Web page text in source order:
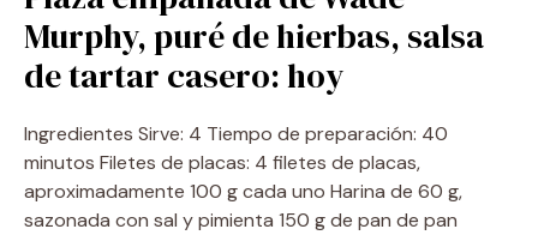
Murphy, puré de hierbas, salsa
de tartar casero: hoy
Ingredientes Sirve: 4 Tiempo de preparación: 40
minutos Filetes de placas: 4 filetes de placas,
aproximadamente 100 g cada uno Harina de 60 g,
sazonada con sal y pimienta 150 g de pan de pan